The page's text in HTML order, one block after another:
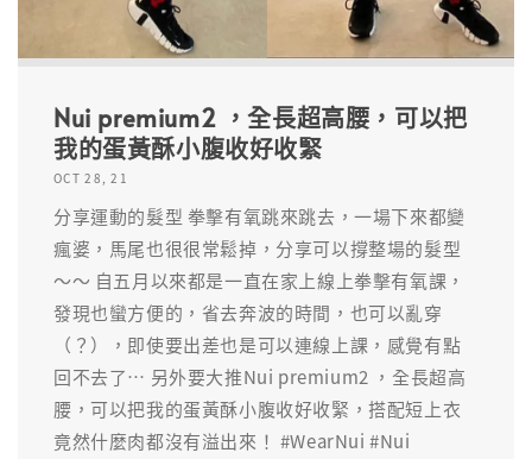
Nui premium2 ，全長超高腰，可以把
我的蛋黃酥小腹收好收緊
OCT 28, 21
分享運動的髮型 拳擊有氧跳來跳去，一場下來都變
瘋婆，馬尾也很很常鬆掉，分享可以撐整場的髮型
～～ 自五月以來都是一直在家上線上拳擊有氧課，
發現也蠻方便的，省去奔波的時間，也可以亂穿
（？），即使要出差也是可以連線上課，感覺有點
回不去了⋯ 另外要大推Nui premium2 ，全長超高
腰，可以把我的蛋黃酥小腹收好收緊，搭配短上衣
竟然什麼肉都沒有溢出來！ #WearNui #Nui